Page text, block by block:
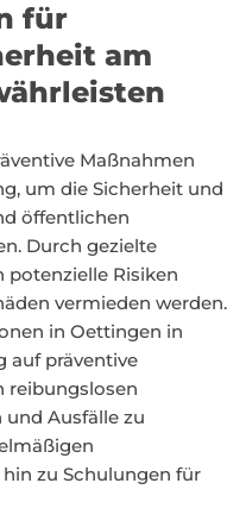
für
am
Maßnahmen
um die Sicherheit und
öffentlichen
Durch gezielte
Risiken
vermieden werden.
in Oettingen in
auf präventive
reibungslosen
Ausfälle zu
zu Schulungen für